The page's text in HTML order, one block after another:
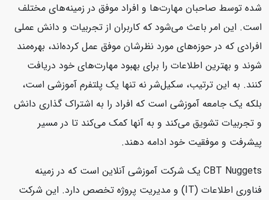
شده توسط صاحبان مهارت‌ها و افراد موفق در زمینه‌های مختلف
است. این امر باعث می‌شود که کاربران از تجربیات و دانش عملی
افرادی که در حوزه‌های مورد نظرشان موفق عمل کرده‌اند، بهره‌مند
شوند و بهترین اطلاعات را برای بهبود مهارت‌های خود دریافت
کنند. به این ترتیب، سکیل‌شر نه تنها یک پلتفرم آموزشی است،
بلکه یک جامعه آموزشی است که افراد را به اشتراک گذاری دانش
و تجربیات تشویق می‌کند و به آنها کمک می‌کند تا در مسیر
پیشرفت و موفقیت خود ادامه دهند.
CBT Nuggets یک شرکت آموزشی آنلاین است که در زمینه
فناوری اطلاعات (IT) و مدیریت پروژه تخصص دارد. این شرکت